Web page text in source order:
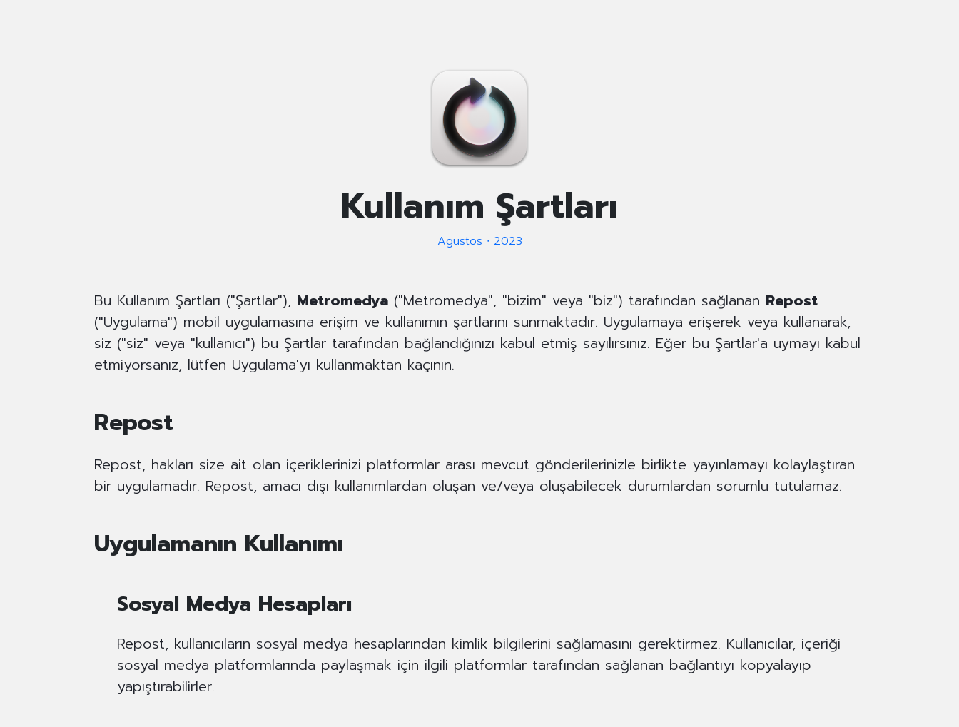
Kullanım Şartları
Agustos ∙ 2023
Bu Kullanım Şartları ("Şartlar"), Metromedya ("Metromedya", "bizim" veya "biz") tarafından sağlanan Repost
("Uygulama") mobil uygulamasına erişim ve kullanımın şartlarını sunmaktadır. Uygulamaya erişerek veya kullanarak,
siz ("siz" veya "kullanıcı") bu Şartlar tarafından bağlandığınızı kabul etmiş sayılırsınız. Eğer bu Şartlar'a uymayı kabul
etmiyorsanız, lütfen Uygulama'yı kullanmaktan kaçının.
Repost
Repost, hakları size ait olan içeriklerinizi platformlar arası mevcut gönderilerinizle birlikte yayınlamayı kolaylaştıran
bir uygulamadır. Repost, amacı dışı kullanımlardan oluşan ve/veya oluşabilecek durumlardan sorumlu tutulamaz.
Uygulamanın Kullanımı
Sosyal Medya Hesapları
Repost, kullanıcıların sosyal medya hesaplarından kimlik bilgilerini sağlamasını gerektirmez. Kullanıcılar, içeriği
sosyal medya platformlarında paylaşmak için ilgili platformlar tarafından sağlanan bağlantıyı kopyalayıp
yapıştırabilirler.